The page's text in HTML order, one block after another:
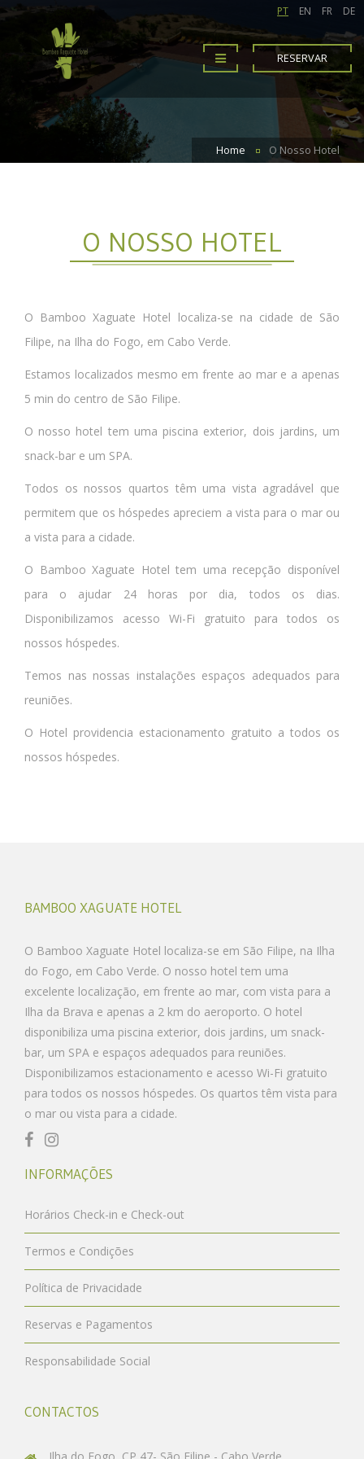
PT EN FR DE
RESERVAR
Home O Nosso Hotel
O NOSSO HOTEL
O Bamboo Xaguate Hotel localiza-se na cidade de São
Filipe, na Ilha do Fogo, em Cabo Verde.
Estamos localizados mesmo em frente ao mar e a apenas
5 min do centro de São Filipe.
O nosso hotel tem uma piscina exterior, dois jardins, um
snack-bar e um SPA.
Todos os nossos quartos têm uma vista agradável que
permitem que os hóspedes apreciem a vista para o mar ou
a vista para a cidade.
O Bamboo Xaguate Hotel tem uma recepção disponível
para o ajudar 24 horas por dia, todos os dias.
Disponibilizamos acesso Wi-Fi gratuito para todos os
nossos hóspedes.
Temos nas nossas instalações espaços adequados para
reuniões.
O Hotel providencia estacionamento gratuito a todos os
nossos hóspedes.
BAMBOO XAGUATE HOTEL
O Bamboo Xaguate Hotel localiza-se em São Filipe, na Ilha
do Fogo, em Cabo Verde. O nosso hotel tem uma
excelente localização, em frente ao mar, com vista para a
Ilha da Brava e apenas a 2 km do aeroporto. O hotel
disponibiliza uma piscina exterior, dois jardins, um snack-
bar, um SPA e espaços adequados para reuniões.
Disponibilizamos estacionamento e acesso Wi-Fi gratuito
para todos os nossos hóspedes. Os quartos têm vista para
o mar ou vista para a cidade.
INFORMAÇÕES
Horários Check-in e Check-out
Termos e Condições
Política de Privacidade
Reservas e Pagamentos
Responsabilidade Social
CONTACTOS